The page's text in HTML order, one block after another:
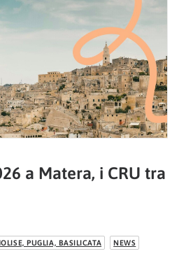
a Matera, i CRU tra
PUGLIA, BASILICATA NEWS